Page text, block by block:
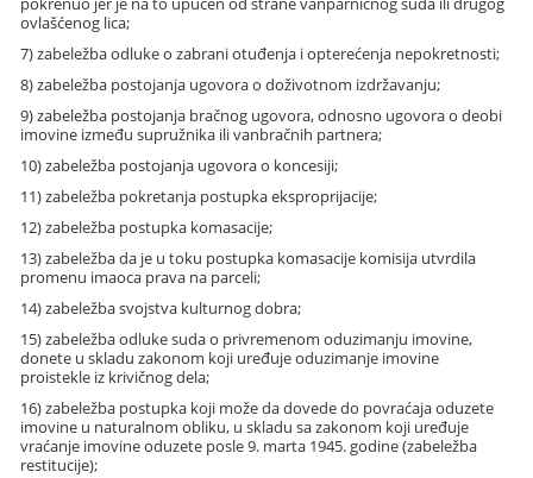
ovlašćenog lica;
7) zabeležba odluke o zabrani otuđenja i opterećenja nepokretnosti;
8) zabeležba postojanja ugovora o doživotnom izdržavanju;
9) zabeležba postojanja bračnog ugovora, odnosno ugovora o deobi
imovine između supružnika ili vanbračnih partnera;
10) zabeležba postojanja ugovora o koncesiji;
11) zabeležba pokretanja postupka eksproprijacije;
12) zabeležba postupka komasacije;
13) zabeležba da je u toku postupka komasacije komisija utvrdila
promenu imaoca prava na parceli;
14) zabeležba svojstva kulturnog dobra;
15) zabeležba odluke suda o privremenom oduzimanju imovine,
donete u skladu zakonom koji uređuje oduzimanje imovine
proistekle iz krivičnog dela;
16) zabeležba postupka koji može da dovede do povraćaja oduzete
imovine u naturalnom obliku, u skladu sa zakonom koji uređuje
vraćanje imovine oduzete posle 9. marta 1945. godine (zabeležba
restitucije);